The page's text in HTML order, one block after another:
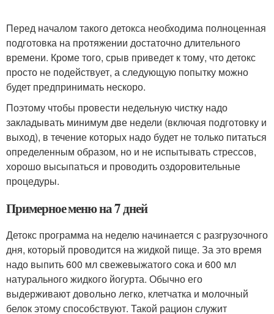
Перед началом такого детокса необходима полноценная
подготовка на протяжении достаточно длительного
времени. Кроме того, срыв приведет к тому, что детокс
просто не подействует, а следующую попытку можно
будет предпринимать нескоро.
Поэтому чтобы провести недельную чистку надо
закладывать минимум две недели (включая подготовку и
выход), в течение которых надо будет не только питаться
определенным образом, но и не испытывать стрессов,
хорошо высыпаться и проводить оздоровительные
процедуры.
Примерное меню на 7 дней
Детокс программа на неделю начинается с разгрузочного
дня, который проводится на жидкой пище. За это время
надо выпить 600 мл свежевыжатого сока и 600 мл
натурального жидкого йогурта. Обычно его
выдерживают довольно легко, клетчатка и молочный
белок этому способствуют. Такой рацион служит